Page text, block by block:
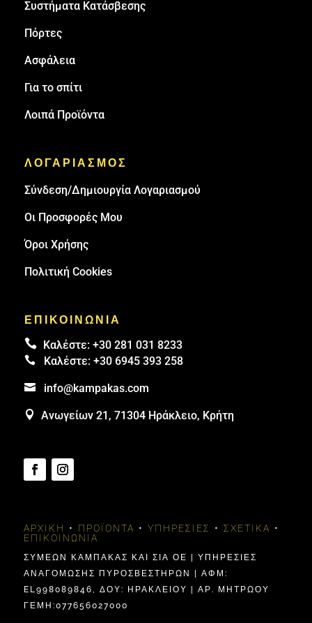
Συστήματα Κατάσβεσης
Πόρτες
Ασφάλεια
Για το σπίτι
Λοιπά Προϊόντα
ΛΟΓΑΡΙΑΣΜΟΣ
Σύνδεση/Δημιουργία Λογαριασμού
Οι Προσφορές Μου
Όροι Χρήσης
Πολιτική Cookies
ΕΠΙΚΟΙΝΩΝΙΑ
 Καλέστε: +30 281 031 8233
 Καλέστε: +30 6945 393 258
 info@kampakas.com
 Ανωγείων 21, 71304 Ηράκλειο, Κρήτη
ΑΡΧΙΚΉ • ΠΡΟΪΌΝΤΑ • ΥΠΗΡΕΣΊΕΣ • ΣΧΕΤΙΚΆ •
ΕΠΙΚΟΙΝΩΝΊΑ
ΣΥΜΕΩΝ ΚΑΜΠΑΚΑΣ ΚΑΙ ΣΙΑ ΟΕ | ΥΠΗΡΕΣΙΕΣ
ΑΝΑΓΟΜΩΣΗΣ ΠΥΡΟΣΒΕΣΤΗΡΩΝ | ΑΦΜ:
EL998089846, ΔΟΥ: ΗΡΑΚΛΕΊΟΥ | ΑΡ. ΜΗΤΡΩΟΥ
ΓΕΜΗ:077656027000